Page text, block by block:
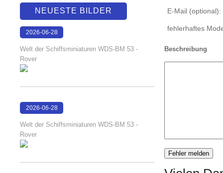
E-Mail (optional):
fehlerhaftes
Beschreibung
NEUESTE BILDER
2026-06-28
Welt der Schiffsminiaturen WDS-BM 53 -
Rover
2026-06-28
Welt der Schiffsminiaturen WDS-BM 53 -
Rover